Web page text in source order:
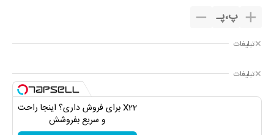
پ،پـ
تبلیغات
تبلیغات
X22 برای فروش داری؟ اینجا راحت
و سریع بفروشش